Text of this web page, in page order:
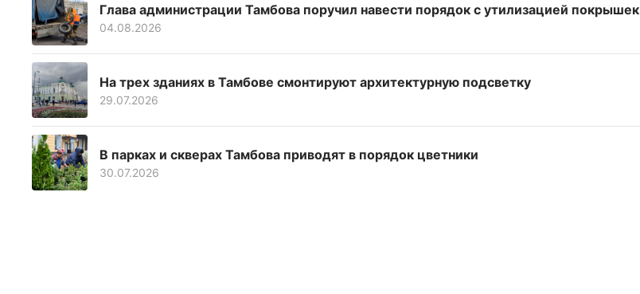
Глава администрации Тамбова поручил навести порядок с утилизацией покрышек
04.08.2026
На трех зданиях в Тамбове смонтируют архитектурную подсветку
29.07.2026
В парках и скверах Тамбова приводят в порядок цветники
30.07.2026